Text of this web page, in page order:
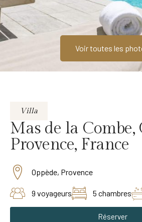
Voir toutes les
Villa
Mas de la Combe,
Provence, France
Oppède, Provence
9 voyageurs 5 chambres
Réserver